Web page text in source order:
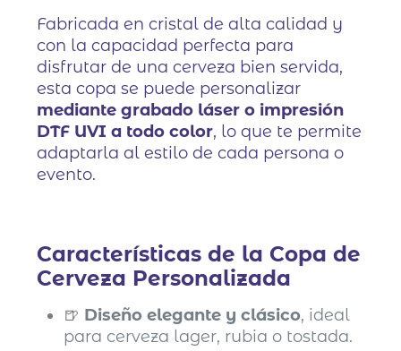
Fabricada en cristal de alta calidad y
con la capacidad perfecta para
disfrutar de una cerveza bien servida,
esta copa se puede personalizar
mediante grabado láser o impresión
DTF UVI a todo color, lo que te permite
adaptarla al estilo de cada persona o
evento.
Características de la Copa de
Cerveza Personalizada
🍺 Diseño elegante y clásico, ideal
para cerveza lager, rubia o tostada.